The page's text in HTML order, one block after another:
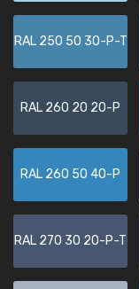
RAL 250 50 30-P-T
RAL 260 20 20-P
RAL 260 50 40-P
RAL 270 30 20-P-T